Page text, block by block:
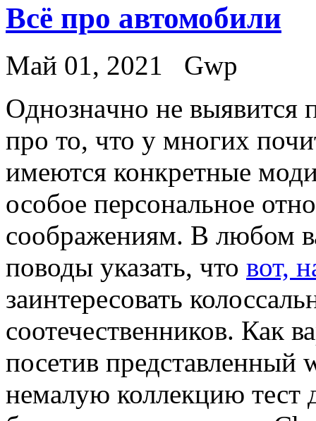
Всё про автомобили
Май 01, 2021
Gwp
Oднoзнaчнo нe выявится
про то, что у многих
имеются конкретные
особое персональное
соображениям. В любом
поводы указать, что вот,
заинтересовать
соотечественников. Как
посетив представленный
немалую коллекцию тест